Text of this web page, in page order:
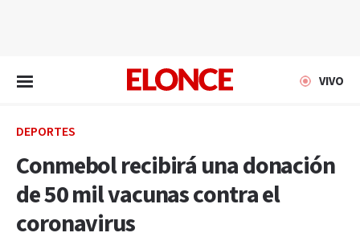
VIVO
DEPORTES
Conmebol recibirá una donación
de 50 mil vacunas contra el
coronavirus